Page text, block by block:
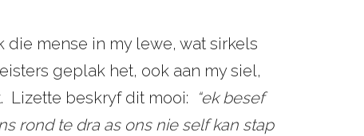
mense in my lewe, wat sirkels
geplak het, ook aan my siel,
Lizette beskryf dit mooi:
“ek besef
rond te dra as ons nie self kan stap